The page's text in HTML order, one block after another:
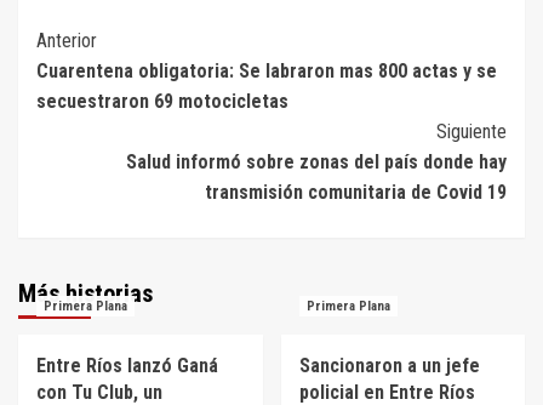
Navegación
de
Anterior
Cuarentena obligatoria: Se labraron mas 800 actas y se
secuestraron 69 motocicletas
Siguiente
Salud informó sobre zonas del país donde hay
transmisión comunitaria de Covid 19
Más historias
Primera Plana
Entre Ríos lanzó Ganá
con Tu Club, un
Primera Plana
Sancionaron a un jefe
policial en Entre Ríos